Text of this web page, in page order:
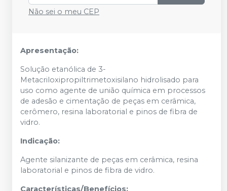
Não sei o meu CEP
Apresentação:
Solução etanólica de 3-
Metacriloxipropiltrimetoxisilano hidrolisado para
uso como agente de união química em processos
de adesão e cimentação de peças em cerâmica,
cerômero, resina laboratorial e pinos de fibra de
vidro.
Indicação:
Agente silanizante de peças em cerâmica, resina
laboratorial e pinos de fibra de vidro.
Características/Benefícios: